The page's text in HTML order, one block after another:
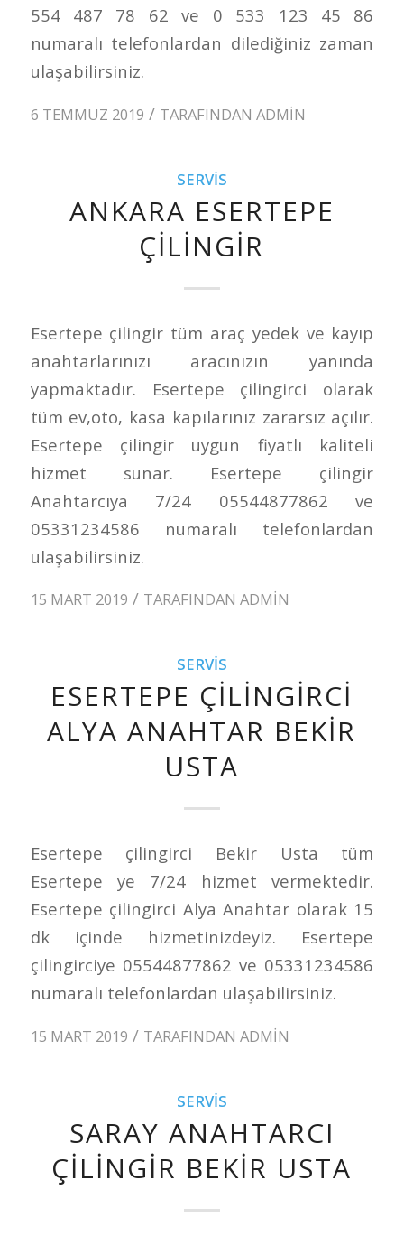
554 487 78 62 ve 0 533 123 45 86
numaralı telefonlardan dilediğiniz zaman
ulaşabilirsiniz.
6 TEMMUZ 2019 / TARAFINDAN ADMIN
SERVIS
ANKARA ESERTEPE
ÇILINGIR
Esertepe çilingir tüm araç yedek ve kayıp
anahtarlarınızı aracınızın yanında
yapmaktadır. Esertepe çilingirci olarak
tüm ev,oto, kasa kapılarınız zararsız açılır.
Esertepe çilingir uygun fiyatlı kaliteli
hizmet sunar. Esertepe çilingir
Anahtarcıya 7/24 05544877862 ve
05331234586 numaralı telefonlardan
ulaşabilirsiniz.
15 MART 2019 / TARAFINDAN ADMIN
SERVIS
ESERTEPE ÇILINGIRCI
ALYA ANAHTAR BEKIR
USTA
Esertepe çilingirci Bekir Usta tüm
Esertepe ye 7/24 hizmet vermektedir.
Esertepe çilingirci Alya Anahtar olarak 15
dk içinde hizmetinizdeyiz. Esertepe
çilingirciye 05544877862 ve 05331234586
numaralı telefonlardan ulaşabilirsiniz.
15 MART 2019 / TARAFINDAN ADMIN
SERVIS
SARAY ANAHTARCI
ÇILINGIR BEKIR USTA